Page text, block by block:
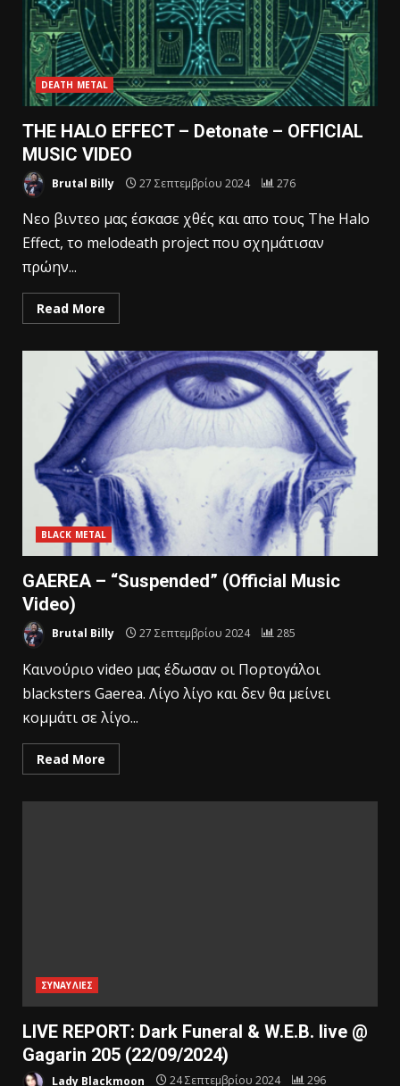
DEATH METAL
THE HALO EFFECT – Detonate – OFFICIAL
MUSIC VIDEO
Brutal Billy 27 Σεπτεμβρίου 2024 276
Νεο βιντεο μας έσκασε χθές και απο τους The Halo
Effect, το melodeath project που σχημάτισαν
πρώην...
Read More
BLACK METAL
GAEREA – “Suspended” (Official Music
Video)
Brutal Billy 27 Σεπτεμβρίου 2024 285
Καινούριο video μας έδωσαν οι Πορτογάλοι
blacksters Gaerea. Λίγο λίγο και δεν θα μείνει
κομμάτι σε λίγο...
Read More
ΣΥΝΑΥΛΙΕΣ
LIVE REPORT: Dark Funeral & W.E.B. live @
Gagarin 205 (22/09/2024)
Lady Blackmoon 24 Σεπτεμβρίου 2024 296